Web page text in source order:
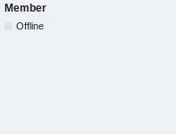
Member
Offline